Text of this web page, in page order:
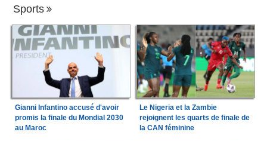
Sports
Gianni Infantino accusé d'avoir
promis la finale du Mondial 2030
au Maroc
Le Nigeria et la Zambie
rejoignent les quarts de finale de
la CAN féminine